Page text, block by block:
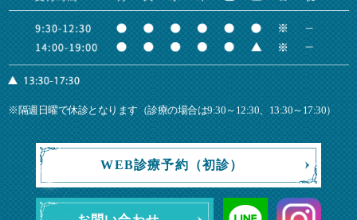
※隔週日曜で休診となります（診療の場合は9:30～12:30、13:30～17:30）
WEB診療予約（初診）